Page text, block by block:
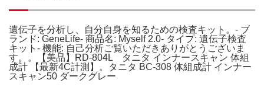
遺伝子を分析し、自分自身を知るための検査キット。- ブ
ランド: GeneLife- 商品名: Myself 2.0- タイプ: 遺伝子検査
キット- 機能: 自己分析ご覧いただきありがとうございま
す。。【美品】RD-804L タニタ インナースキャン 体組
成計 【最新4C計測】。タニタ BC-308 体組成計 インナー
スキャン50 ダークグレー